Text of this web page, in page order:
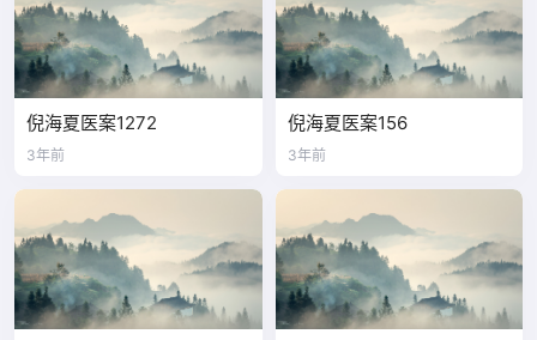
倪海夏医案1272
3年前
倪海夏医案156
3年前